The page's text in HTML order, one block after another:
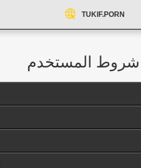
TUKIF.PORN
شروط المستخدم